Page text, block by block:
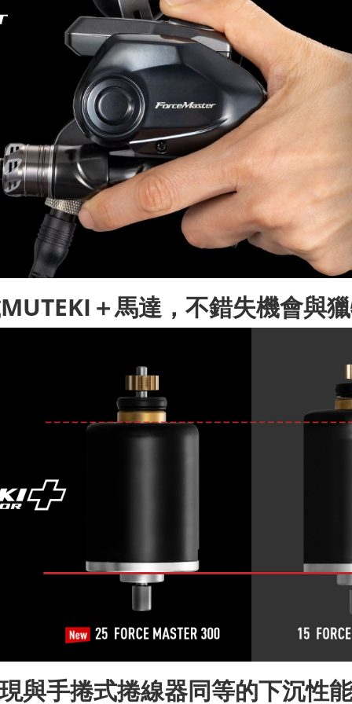
＋馬達，不錯失機會與
與手捲式捲線器同等的下沉性